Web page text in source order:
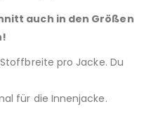
auch in den Größen
pro Jacke. Du
für die Innenjacke.